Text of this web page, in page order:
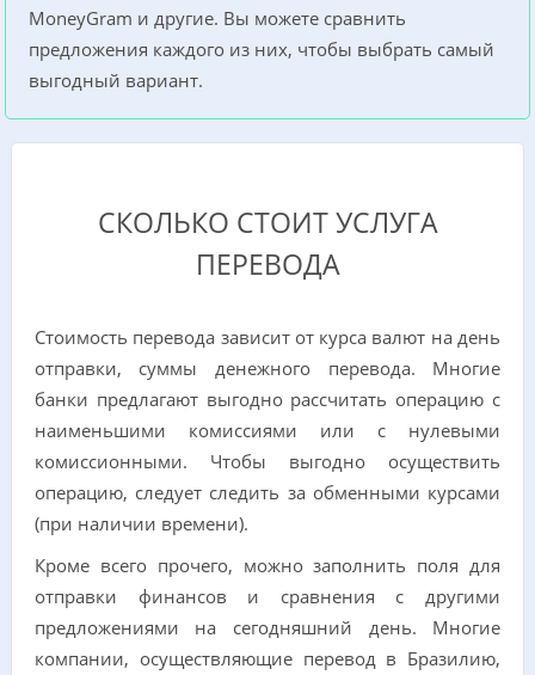
MoneyGram и другие. Вы можете сравнить
предложения каждого из них, чтобы выбрать самый
выгодный вариант.
СКОЛЬКО СТОИТ УСЛУГА
ПЕРЕВОДА
Стоимость перевода зависит от курса валют на день
отправки, суммы денежного перевода. Многие
банки предлагают выгодно рассчитать операцию с
наименьшими комиссиями или с нулевыми
комиссионными. Чтобы выгодно осуществить
операцию, следует следить за обменными курсами
(при наличии времени).
Кроме всего прочего, можно заполнить поля для
отправки финансов и сравнения с другими
предложениями на сегодняшний день. Многие
компании, осуществляющие перевод в Бразилию,